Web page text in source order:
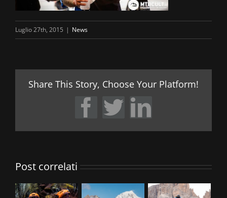
Luglio 27th, 2015 | News
Share This Story, Choose Your Platform!
Facebook
TwitterLinkedIn
Post correlati